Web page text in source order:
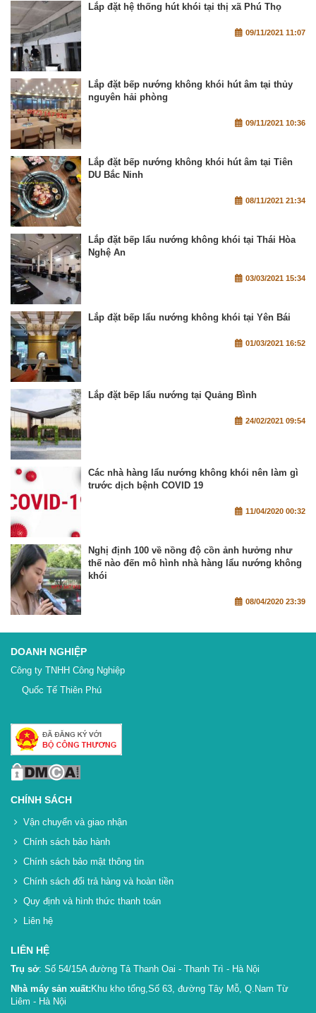
Lắp đặt hệ thống hút khói tại thị xã Phú Thọ
09/11/2021 11:07
Lắp đặt bếp nướng không khói hút âm tại thủy
nguyên hải phòng
09/11/2021 10:36
Lắp đặt bếp nướng không khói hút âm tại Tiên
DU Bắc Ninh
08/11/2021 21:34
Lắp đặt bếp lẩu nướng không khói tại Thái Hòa
Nghệ An
03/03/2021 15:34
Lắp đặt bếp lẩu nướng không khói tại Yên Bái
01/03/2021 16:52
Lắp đặt bếp lẩu nướng tại Quảng Bình
24/02/2021 09:54
Các nhà hàng lẩu nướng không khói nên làm gì
trước dịch bệnh COVID 19
11/04/2020 00:32
Nghị định 100 về nồng độ cồn ảnh hưởng như
thế nào đến mô hình nhà hàng lẩu nướng không
khói
08/04/2020 23:39
DOANH NGHIỆP
Công ty TNHH Công Nghiệp
Quốc Tế Thiên Phú
CHÍNH SÁCH
Vận chuyển và giao nhận
Chính sách bảo hành
Chính sách bảo mật thông tin
Chính sách đổi trả hàng và hoàn tiền
Quy định và hình thức thanh toán
Liên hệ
LIÊN HỆ
Trụ sở: Số 54/15A đường Tả Thanh Oai - Thanh Trì - Hà Nội
Nhà máy sản xuất:Khu kho tổng,Số 63, đường Tây Mỗ, Q.Nam Từ
Liêm - Hà Nội